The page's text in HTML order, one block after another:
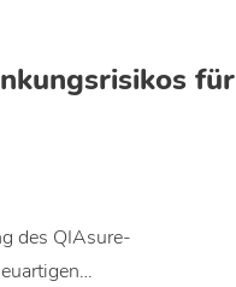
für
des QIAsure-